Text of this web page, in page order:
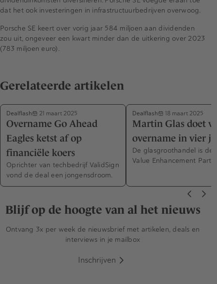
dat het ook investeringen in infrastructuurbedrijven overwoog.
Porsche SE keert over vorig jaar 584 miljoen aan dividenden
zou uit, ongeveer een kwart minder dan de uitkering over 2023
(783 miljoen euro).
Gerelateerde artikelen
Dealflash 21 maart 2025
Overname Go Ahead
Eagles ketst af op
financiële koers
Oprichter van techbedrijf ValidSign
vond de deal een jongensdroom.
Dealflash 18 maart 2025
Martin Glas doet
overname in vier
De glasgroothandel is
Value Enhancement
Blijf op de hoogte van al het nieuws
Ontvang 3x per week de nieuwsbrief met artikelen, deals en
interviews in je mailbox
Inschrijven